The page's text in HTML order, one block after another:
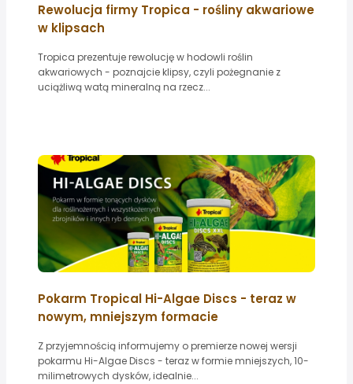
Rewolucja firmy Tropica - rośliny akwariowe
w klipsach
Tropica prezentuje rewolucję w hodowli roślin
akwariowych - poznajcie klipsy, czyli pożegnanie z
uciążliwą watą mineralną na rzecz...
Pokarm Tropical Hi-Algae Discs - teraz w
nowym, mniejszym formacie
Z przyjemnością informujemy o premierze nowej wersji
pokarmu Hi-Algae Discs - teraz w formie mniejszych, 10-
milimetrowych dysków, idealnie...